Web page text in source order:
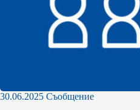
30.06.2025 Съобщение